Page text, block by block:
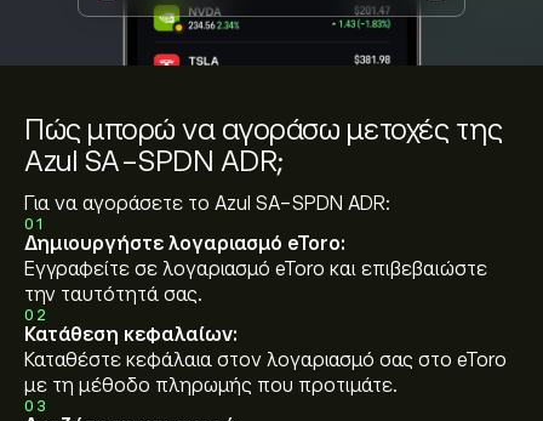
Πώς μπορώ να αγοράσω μετοχές της
Azul SA-SPDN ADR;
Για να αγοράσετε το Azul SA-SPDN ADR:
01
Δημιουργήστε λογαριασμό eToro:
Εγγραφείτε σε λογαριασμό eToro και επιβεβαιώστε
την ταυτότητά σας.
02
Κατάθεση κεφαλαίων:
Καταθέστε κεφάλαια στον λογαριασμό σας στο eToro
με τη μέθοδο πληρωμής που προτιμάτε.
03